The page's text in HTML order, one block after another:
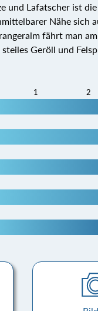
und Lafatscher ist
Nähe sich
fährt man
Geröll und
1 2